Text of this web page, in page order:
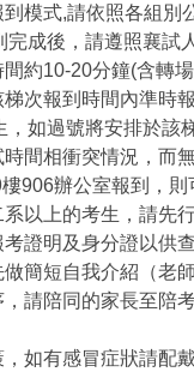
模式,請依照各組別
成後，請遵照襄試
約10-20分鐘(含轉場
次報到時間內準時
如過號將安排於該
間相衝突情況，而
906辦公室報到，則
以上的考生，請先
證明及身分證以供
簡短自我介紹（老
請陪同的家長至陪
如有感冒症狀請配戴